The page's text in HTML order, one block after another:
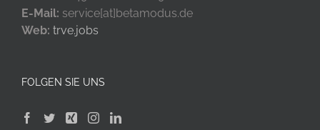
NEWS
The Great Resignation in Deutschland – Was Sie